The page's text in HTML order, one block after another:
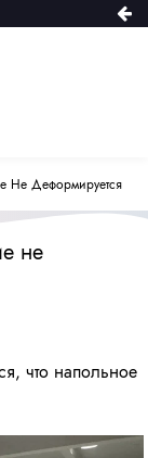
Не Деформируется
не
что напольное